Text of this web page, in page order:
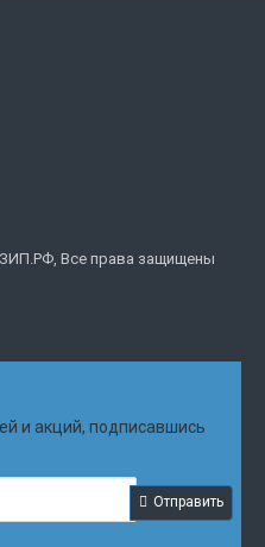
Все права защищены
и акций, подписавшись
Отправить